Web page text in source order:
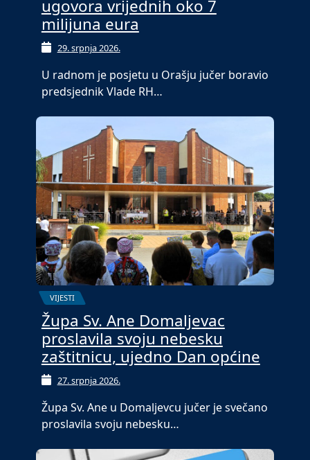
ugovora vrijednih oko 7
milijuna eura
29. srpnja 2026.
U radnom je posjetu u Orašju jučer boravio
predsjednik Vlade RH…
VIJESTI
Župa Sv. Ane Domaljevac
proslavila svoju nebesku
zaštitnicu, ujedno Dan općine
27. srpnja 2026.
Župa Sv. Ane u Domaljevcu jučer je svečano
proslavila svoju nebesku…